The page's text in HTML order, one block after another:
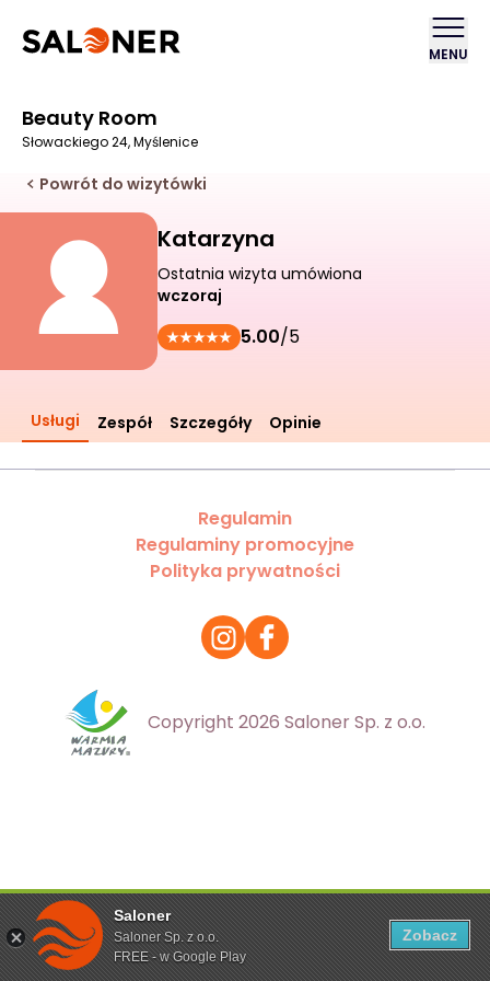
Saloner
Saloner Sp. z o.o.
FREE - w Google Play
Zobacz
MENU
Beauty Room
Słowackiego 24, Myślenice
Powrót do wizytówki
Katarzyna
Ostatnia wizyta umówiona
wczoraj
5.00/5
Usługi Zespół Szczegóły Opinie
Ta strona korzysta z plików cookies. Aby dowiedzieć się
więcej zapoznaj się zpolityką prywatności
Regulamin
Regulaminy promocyjne
Polityka prywatności
Copyright 2026 Saloner Sp. z o.o.